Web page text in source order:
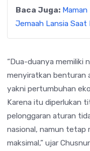
Baca Juga:
Jemaah Lansia Saat
“Dua-duanya memiliki
menyiratkan benturan
yakni pertumbuhan
Karena itu diperlukan
pelonggaran aturan
nasional, namun tetap
maksimal,” ujar